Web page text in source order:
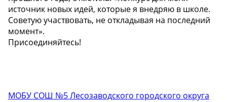
источник новых идей, которые я внедряю в школе.
Советую участвовать, не откладывая на последний
момент».
Присоединяйтесь!
МОБУ СОШ №5 Лесозаводского городского округа